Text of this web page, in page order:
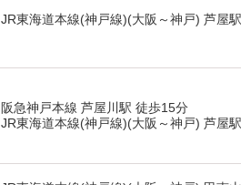
JR東海道本線(神戸線)(大阪～神戸) 芦屋
阪急神戸本線 芦屋川駅 徒歩15分
JR東海道本線(神戸線)(大阪～神戸) 芦屋